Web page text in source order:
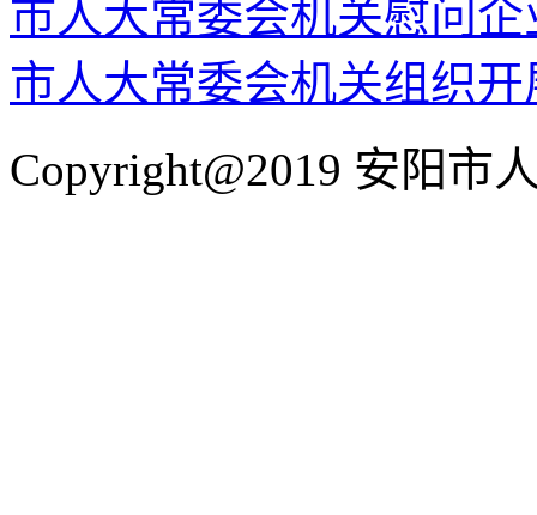
市人大常委会机关慰问
市人大常委会机关组织
Copyright@2019 安阳市